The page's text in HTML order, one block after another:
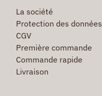
La société
Protection des données
CGV
Première commande
Commande rapide
Livraison